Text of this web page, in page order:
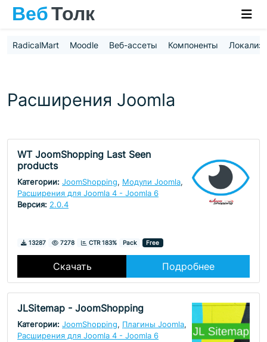
RadicalMart Moodle Веб-ассеты Компоненты
Расширения Joomla
WT JoomShopping Last Seen
products
Категории: JoomShopping, Модули Joomla,
Расширения для Joomla 4 - Joomla 6
Версия: 2.0.4
Скачивания
13287 Просмотры
7278 CTR 183% Pack Free
Скачать Подробнее
JLSitemap - JoomShopping
Категории: JoomShopping, Плагины Joomla,
Расширения для Joomla 4 - Joomla 6